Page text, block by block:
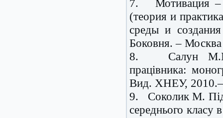
7. Мотивация –
(теория и
среды и
Боковня. –
8. Салун
працівника:
Вид. ХНЕУ,
9. Соколик М.
середнього